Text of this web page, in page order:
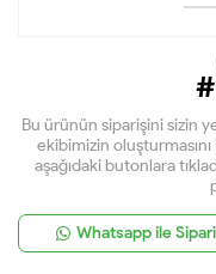
Bu ürünün siparişini sizin
ekibimizin
aşağıdaki butonlara
Whatsapp ile